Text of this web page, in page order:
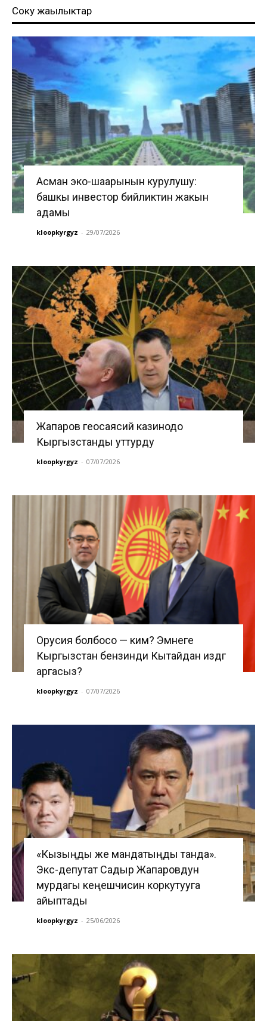
Соңку жаңылыктар
Асман эко-шаарынын курулушу:
башкы инвестор бийликтин жакын
адамы
kloopkyrgyz - 29/07/2026
Жапаров геосаясий казинодо
Кыргызстанды уттурду
kloopkyrgyz - 07/07/2026
Орусия болбосо — ким? Эмнеге
Кыргызстан бензинди Кытайдан издөөгө
аргасыз?
kloopkyrgyz - 07/07/2026
«Кызыңды же мандатыңды танда».
Экс-депутат Садыр Жапаровдун
мурдагы кеңешчисин коркутууга
айыптады
kloopkyrgyz - 25/06/2026